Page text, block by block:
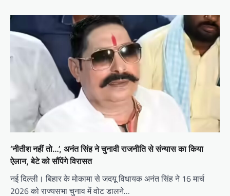
‘नीतीश नहीं तो…’, अनंत सिंह ने चुनावी राजनीति से संन्यास का किया
ऐलान, बेटे को सौंपेंगे विरासत
नई दिल्ली। बिहार के मोकामा से जदयू विधायक अनंत सिंह ने 16 मार्च
2026 को राज्यसभा चुनाव में वोट डालने…